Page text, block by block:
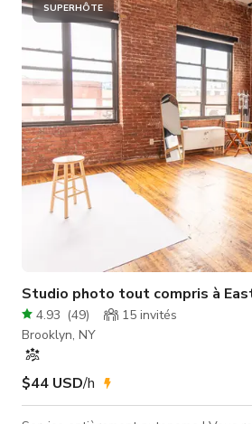
Nous avons 2 grandes chambres à
complètes. (Une seule est montrée)
options supplémentaires, ce qui signifie
incluses dans le prix d
SUPERHÔTE
Studio photo tout compris à
4.93 (49) 15 invités
Brooklyn, NY
$44 USD/h